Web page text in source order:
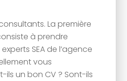
La première
à prendre
SEA de l’agence
vous
un bon CV ? Sont-ils